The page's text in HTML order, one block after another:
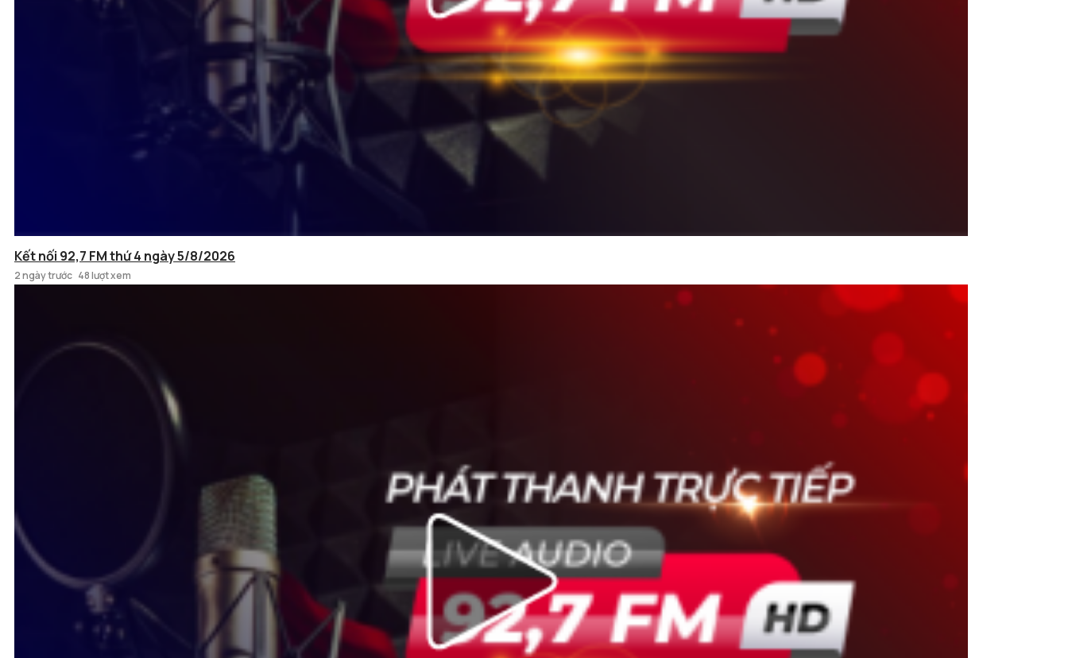
Kết nối 92,7 FM thứ 4 ngày 5/8/2026
2 ngày trước 48 lượt xem